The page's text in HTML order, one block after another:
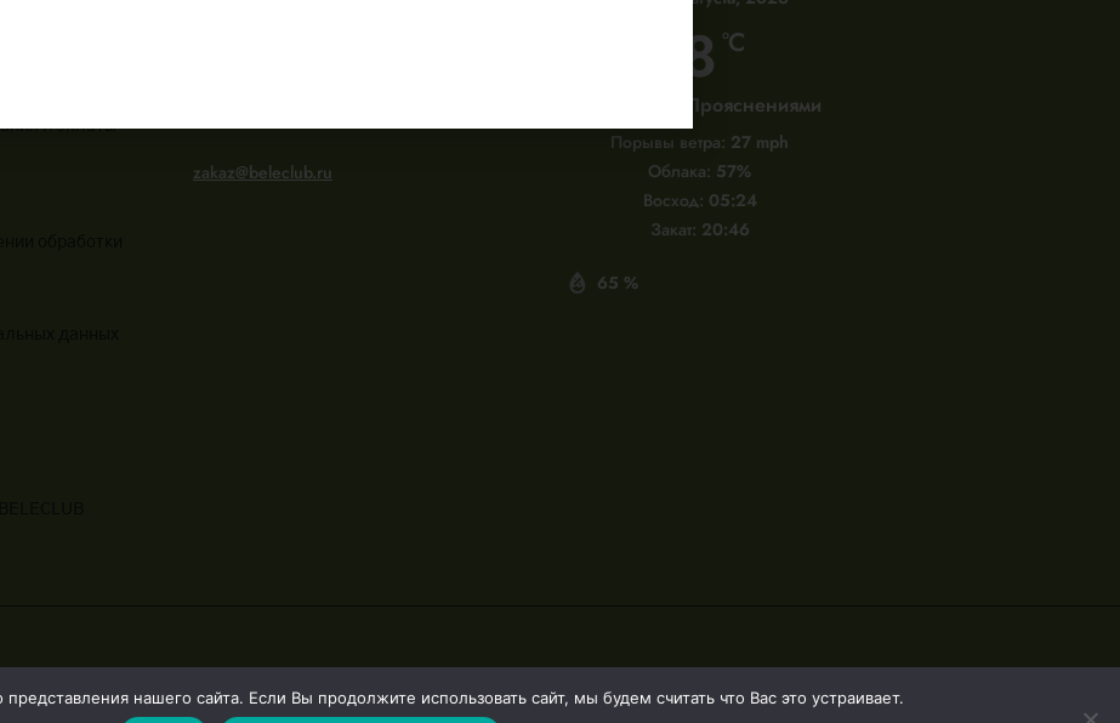
и оплаты
zakaz@beleclub.ru
18 °C
Облачно С Прояснениями
65 %
Порывы ветра: 27 mph
Облака: 57%
Восход: 05:24
Закат: 20:46
нашего сайта. Если Вы продолжите использовать сайт, мы будем считать что Вас это устраивает.